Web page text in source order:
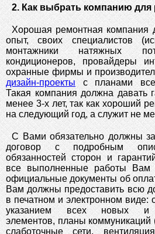
2. Как выбрать компанию для
Хорошая ремонтная компания
опыт, своих специалистов
монтажники натяжных
кондиционеров, провайдеры
охранные фирмы и
дизайн-проекты с планами
Такая компания должна давать
менее 3-х лет, так как хороший
на следующий год, а служит не
С Вами обязательно должны
договор с подробным
обязанностей сторон и
все выполненные работы Вам
официальные документы об
Вам должны предоставить всю
в печатном и электронном виде:
указанием всех новых и
элементов, планы коммуникаций
слаботочные сети,